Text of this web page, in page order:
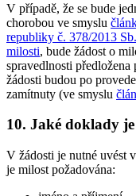
V případě, že se bude
chorobou ve smyslu
republiky č. 378/2013
milosti, bude žádost o
spravedlnosti
žádosti budou po
zamítnuty (ve smyslu
10. Jaké doklady
V žádosti je nutné uvést
je milost požadována: